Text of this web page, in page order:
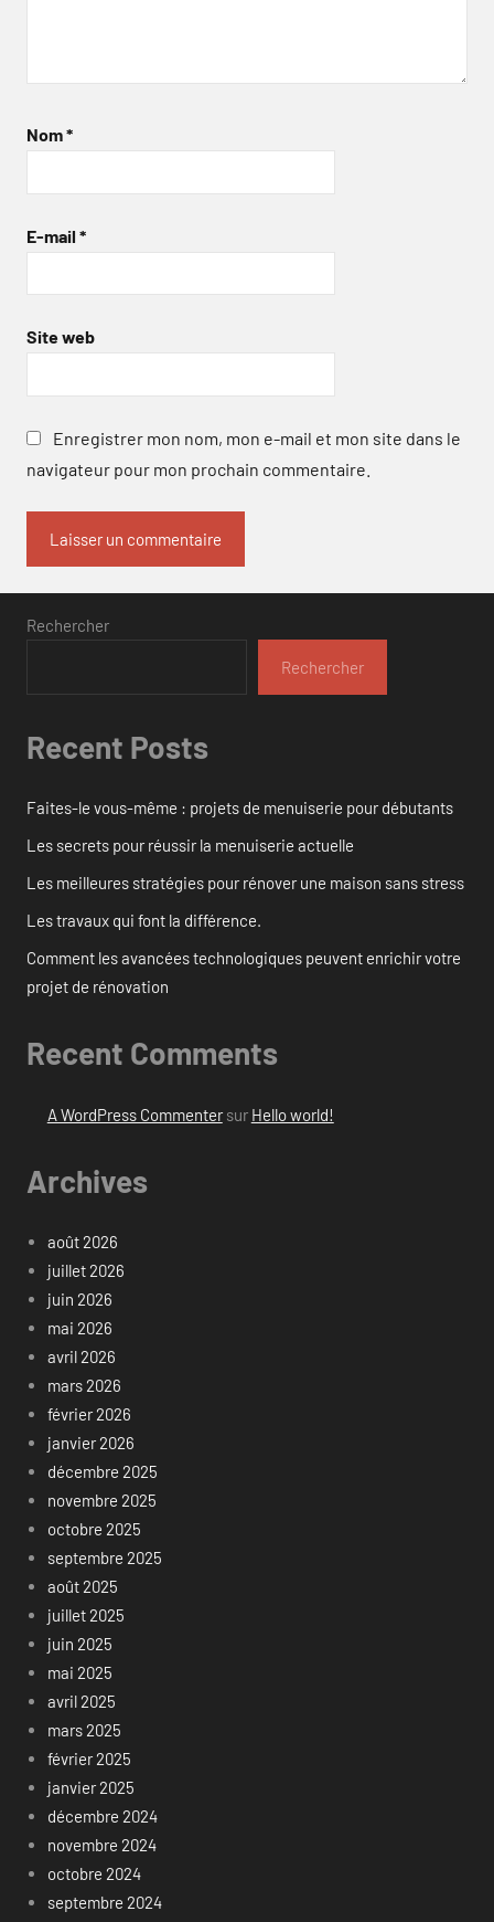
Nom*
E-mail *
Site web
Enregistrer mon nom, mon e-mail et mon site dans le
navigateur pour mon prochain commentaire.
Rechercher
Rechercher
Recent Posts
Faites-le vous-même : projets de menuiserie pour débutants
Les secrets pour réussir la menuiserie actuelle
Les meilleures stratégies pour rénover une maison sans stress
Les travaux qui font la différence.
Comment les avancées technologiques peuvent enrichir votre
projet de rénovation
Recent Comments
A WordPress Commentersur Hello world!
Archives
août 2026
juillet 2026
juin 2026
mai 2026
avril 2026
mars 2026
février 2026
janvier 2026
décembre 2025
novembre 2025
octobre 2025
septembre 2025
août 2025
juillet 2025
juin 2025
mai 2025
avril 2025
mars 2025
février 2025
janvier 2025
décembre 2024
novembre 2024
octobre 2024
septembre 2024